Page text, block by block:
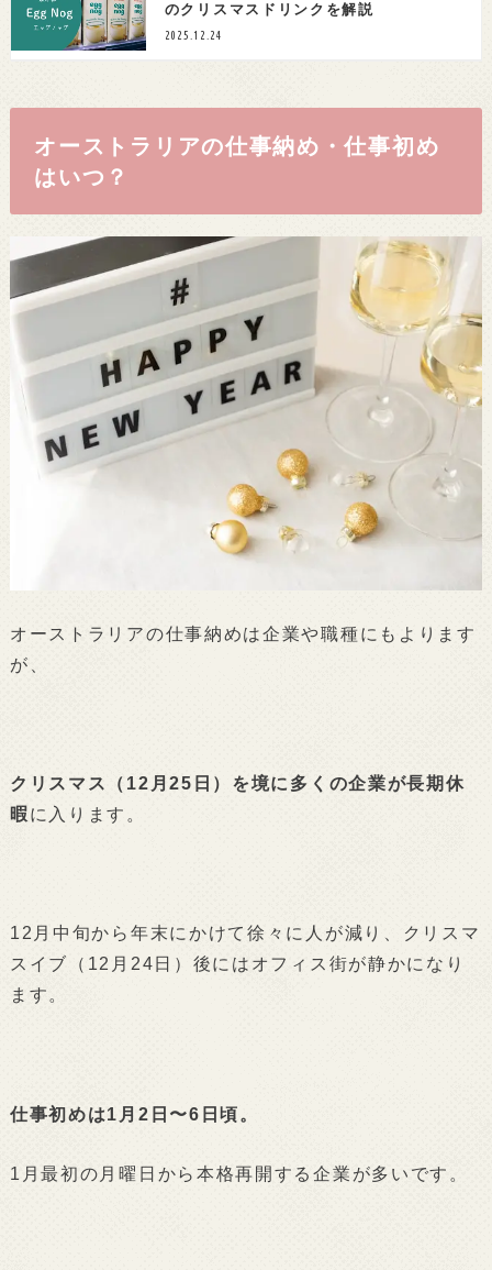
のクリスマスドリンクを解説
2025.12.24
オーストラリアの仕事納め・仕事初め
はいつ？
オーストラリアの仕事納めは企業や職種にもよります
が、
クリスマス（12月25日）を境に多くの企業が長期休
暇に入ります。
12月中旬から年末にかけて徐々に人が減り、クリスマ
スイブ（12月24日）後にはオフィス街が静かになり
ます。
仕事初めは1月2日〜6日頃。
1月最初の月曜日から本格再開する企業が多いです。